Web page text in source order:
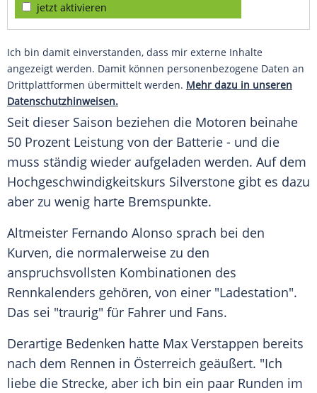
jetzt aktivieren
Ich bin damit einverstanden, dass mir externe Inhalte
angezeigt werden. Damit können personenbezogene Daten an
Drittplattformen übermittelt werden. Mehr dazu in unseren
Datenschutzhinweisen.
Seit dieser Saison beziehen die Motoren beinahe
50 Prozent Leistung von der Batterie - und die
muss ständig wieder aufgeladen werden. Auf dem
Hochgeschwindigkeitskurs Silverstone gibt es dazu
aber zu wenig harte Bremspunkte.
Altmeister Fernando Alonso sprach bei den
Kurven, die normalerweise zu den
anspruchsvollsten Kombinationen des
Rennkalenders gehören, von einer "Ladestation".
Das sei "traurig" für Fahrer und Fans.
Derartige Bedenken hatte Max Verstappen bereits
nach dem Rennen in Österreich geäußert. "Ich
liebe die Strecke, aber ich bin ein paar Runden im